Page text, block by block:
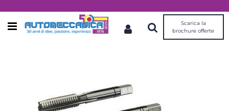
Open menu
Scarica la
brochure offerte